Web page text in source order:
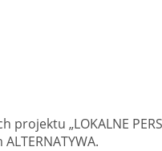
projektu „LOKALNE